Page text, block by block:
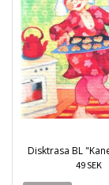
Disktrasa BL
49 SEK